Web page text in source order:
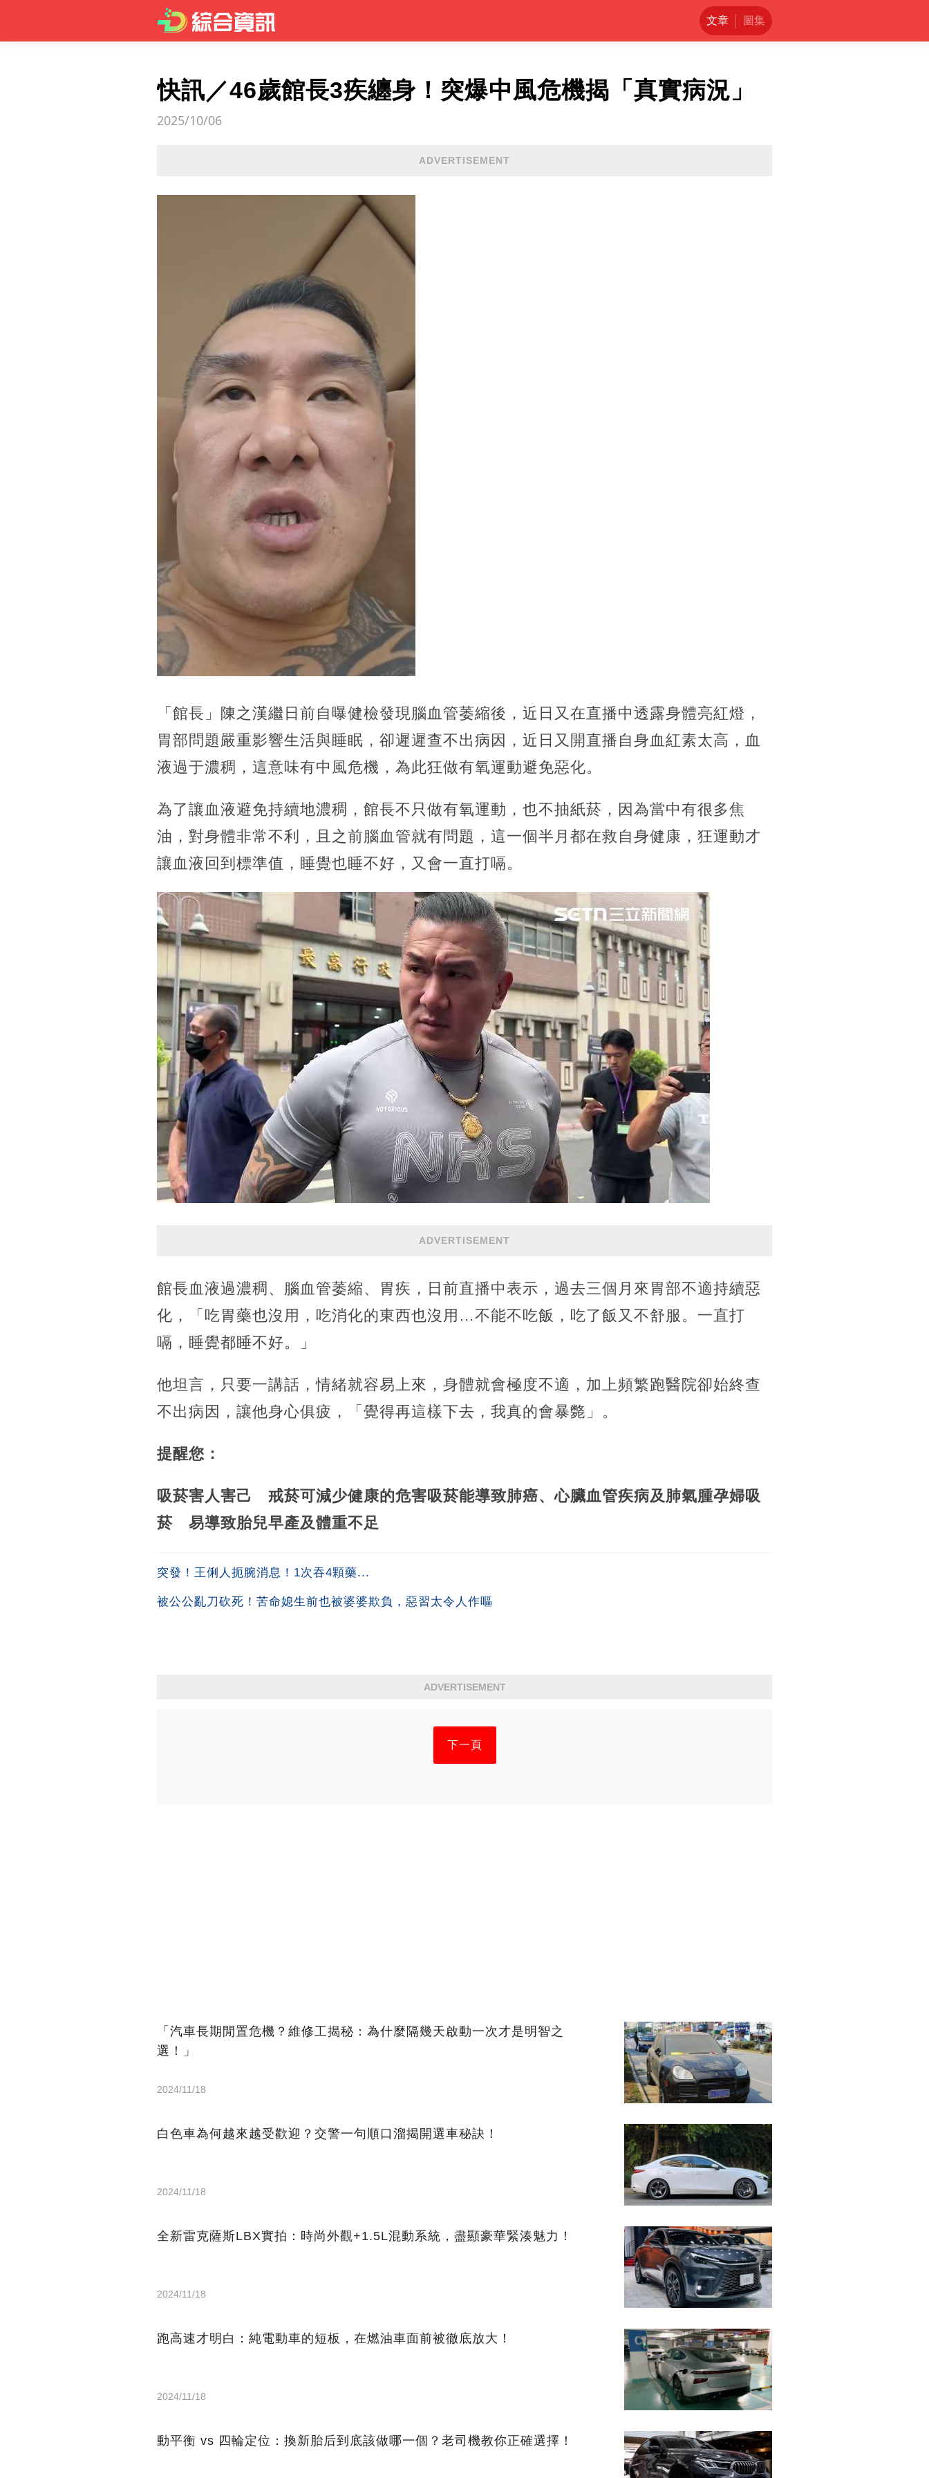
文章 圖集
快訊／46歲館長3疾纏身！突爆中風危機揭「真實病況」
2025/10/06
ADVERTISEMENT
「館長」陳之漢繼日前自曝健檢發現腦血管萎縮後，近日又在直播中透露身體亮紅燈，
胃部問題嚴重影響生活與睡眠，卻遲遲查不出病因，近日又開直播自身血紅素太高，血
液過于濃稠，這意味有中風危機，為此狂做有氧運動避免惡化。
為了讓血液避免持續地濃稠，館長不只做有氧運動，也不抽紙菸，因為當中有很多焦
油，對身體非常不利，且之前腦血管就有問題，這一個半月都在救自身健康，狂運動才
讓血液回到標準值，睡覺也睡不好，又會一直打嗝。
ADVERTISEMENT
館長血液過濃稠、腦血管萎縮、胃疾，日前直播中表示，過去三個月來胃部不適持續惡
化，「吃胃藥也沒用，吃消化的東西也沒用…不能不吃飯，吃了飯又不舒服。一直打
嗝，睡覺都睡不好。」
他坦言，只要一講話，情緒就容易上來，身體就會極度不適，加上頻繁跑醫院卻始終查
不出病因，讓他身心俱疲，「覺得再這樣下去，我真的會暴斃」。
提醒您：
吸菸害人害己 戒菸可減少健康的危害吸菸能導致肺癌、心臟血管疾病及肺氣腫孕婦吸
菸 易導致胎兒早產及體重不足
突發！王俐人扼腕消息！1次吞4顆藥...
被公公亂刀砍死！苦命媳生前也被婆婆欺負，惡習太令人作嘔
ADVERTISEMENT
下一頁
「汽車長期閒置危機？維修工揭秘：為什麼隔幾天啟動一次才是明智之
選！」
2024/11/18
白色車為何越來越受歡迎？交警一句順口溜揭開選車秘訣！
2024/11/18
全新雷克薩斯LBX實拍：時尚外觀+1.5L混動系統，盡顯豪華緊湊魅力！
2024/11/18
跑高速才明白：純電動車的短板，在燃油車面前被徹底放大！
2024/11/18
動平衡 vs 四輪定位：換新胎后到底該做哪一個？老司機教你正確選擇！